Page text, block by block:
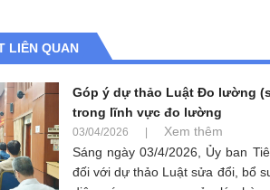
LIÊN QUAN
Góp ý dự thảo Luật Đo lường
trong lĩnh vực đo lường
03/04/2026 |
Xem thêm
Sáng ngày 03/4/2026, Ủy ban
đối với dự thảo Luật sửa đổi, bổ